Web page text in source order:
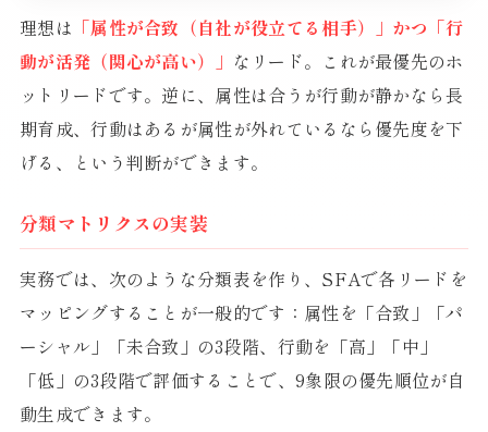
理想は 「属性が合致（自社が役立てる相手）」かつ「行
動が活発（関心が高い）」 なリード。これが最優先のホ
ットリードです。逆に、属性は合うが行動が静かなら長
期育成、行動はあるが属性が外れているなら優先度を下
げる、という判断ができます。
分類マトリクスの実装
実務では、次のような分類表を作り、SFAで各リードを
マッピングすることが一般的です：属性を「合致」「パ
ーシャル」「未合致」の3段階、行動を「高」「中」
「低」の3段階で評価することで、9象限の優先順位が自
動生成できます。